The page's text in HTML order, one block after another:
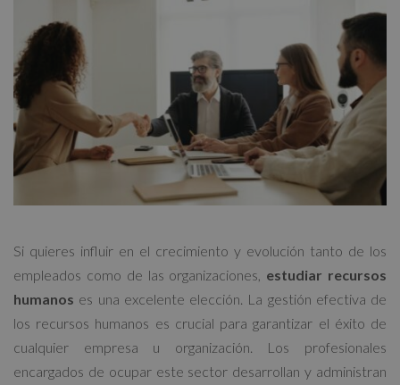
Si quieres influir en el crecimiento y evolución tanto de los
empleados como de las organizaciones, estudiar recursos
humanos es una excelente elección. La gestión efectiva de
los recursos humanos es crucial para garantizar el éxito de
cualquier empresa u organización. Los profesionales
encargados de ocupar este sector desarrollan y administran